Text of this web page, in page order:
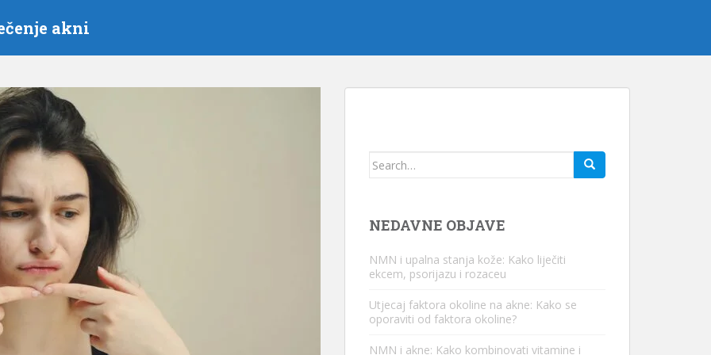
akni
Traži:
NEDAVNE OBJAVE
NMN i upalna stanja kože: Kako liječiti
ekcem, psorijazu i rozaceu
Utjecaj faktora okoline na akne: Kako se
oporaviti od faktora okoline?
NMN i akne: Kako kombinovati vitamine i